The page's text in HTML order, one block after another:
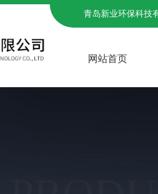
青岛新业环保科技
网站首页